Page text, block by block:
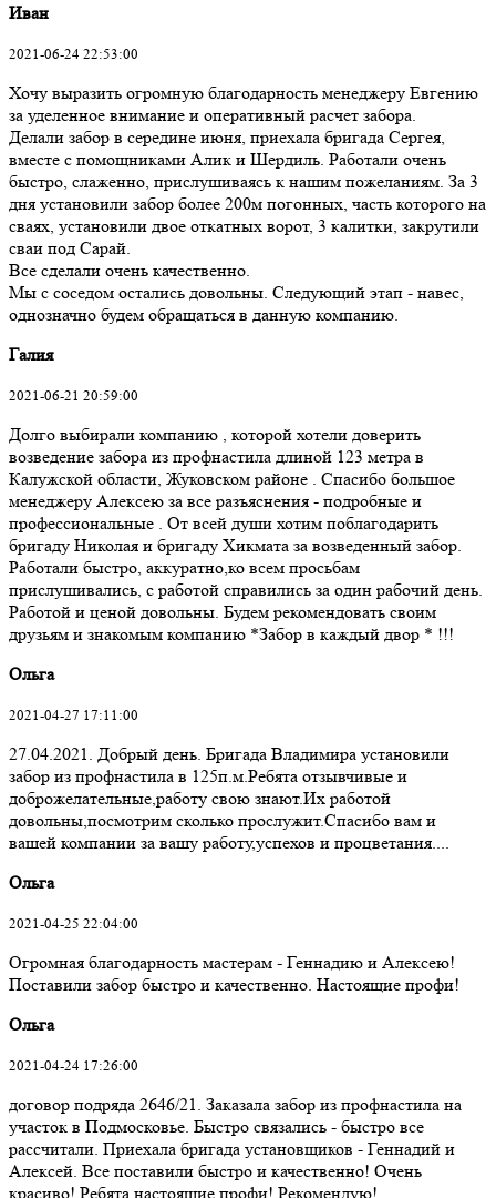
Иван
2021-06-24 22:53:00
Хочу выразить огромную благодарность менеджеру Евгению
за уделенное внимание и оперативный расчет забора.
Делали забор в середине июня, приехала бригада Сергея,
вместе с помощниками Алик и Шердиль. Работали очень
быстро, слаженно, прислушиваясь к нашим пожеланиям. За 3
дня установили забор более 200м погонных, часть которого на
сваях, установили двое откатных ворот, 3 калитки, закрутили
сваи под Сарай.
Все сделали очень качественно.
Мы с соседом остались довольны. Следующий этап - навес,
однозначно будем обращаться в данную компанию.
Галия
2021-06-21 20:59:00
Долго выбирали компанию , которой хотели доверить
возведение забора из профнастила длиной 123 метра в
Калужской области, Жуковском районе . Спасибо большое
менеджеру Алексею за все разъяснения - подробные и
профессиональные . От всей души хотим поблагодарить
бригаду Николая и бригаду Хикмата за возведенный забор.
Работали быстро, аккуратно,ко всем просьбам
прислушивались, с работой справились за один рабочий день.
Работой и ценой довольны. Будем рекомендовать своим
друзьям и знакомым компанию *Забор в каждый двор * !!!
Ольга
2021-04-27 17:11:00
27.04.2021. Добрый день. Бригада Владимира установили
забор из профнастила в 125п.м.Ребята отзывчивые и
доброжелательные,работу свою знают.Их работой
довольны,посмотрим сколько прослужит.Спасибо вам и
вашей компании за вашу работу,успехов и процветания....
Ольга
2021-04-25 22:04:00
Огромная благодарность мастерам - Геннадию и Алексею!
Поставили забор быстро и качественно. Настоящие профи!
Ольга
2021-04-24 17:26:00
договор подряда 2646/21. Заказала забор из профнастила на
участок в Подмосковье. Быстро связались - быстро все
рассчитали. Приехала бригада установщиков - Геннадий и
Алексей. Все поставили быстро и качественно! Очень
красиво! Ребята настоящие профи! Рекомендую!